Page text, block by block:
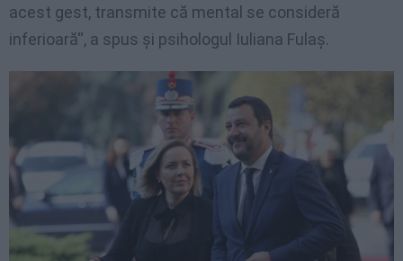
acest gest, transmite că mental se consideră
inferioară“, a spus şi psihologul Iuliana Fulaş.